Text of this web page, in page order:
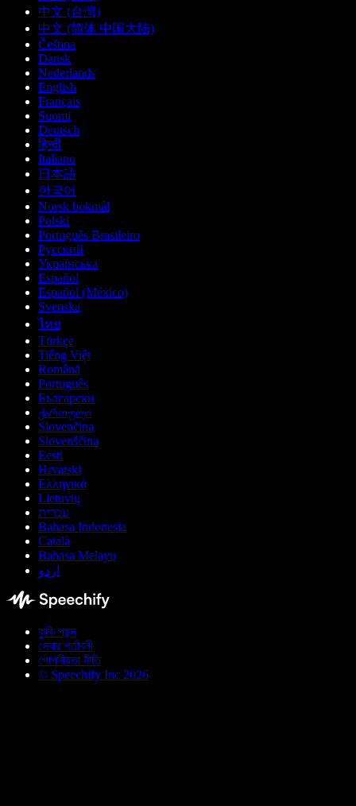
中文 (台灣)
中文 (简体 中国大陆)
Čeština
Dansk
Nederlands
English
Français
Suomi
Deutsch
हिन्दी
Italiano
日本語
한국어
Norsk bokmål
Polski
Português Brasileiro
Русский
Українська
Español
Español (México)
Svenska
ไทย
Türkçe
Tiếng Việt
Română
Português
Български
ქართული
Slovenčina
Slovenščina
Eesti
Hrvatski
Ελληνικά
Lietuvių
עברית
Bahasa Indonesia
Català
Bahasa Melayu
اردو
কুকি পছন্দ
সেবার শর্তাবলী
গোপনীয়তা নীতি
© Speechify Inc 2026